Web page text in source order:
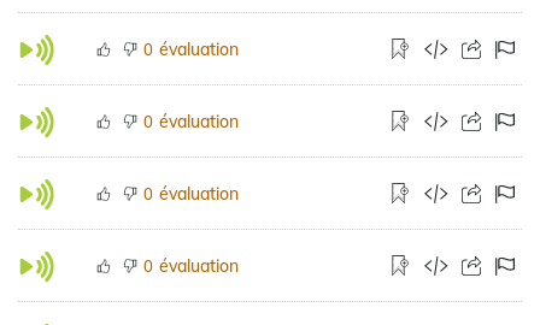
0 évaluation
0 évaluation
0 évaluation
0 évaluation